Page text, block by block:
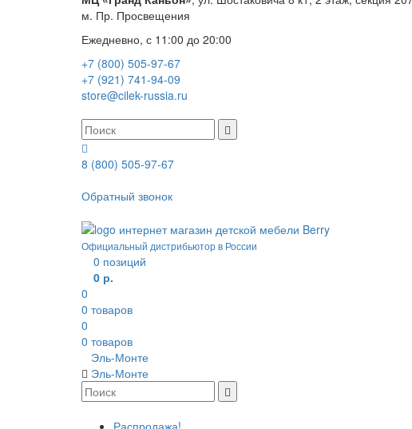
м. Пр. Просвещения
Ежедневно, с 11:00 до 20:00
+7 (800) 505-97-67
+7 (921) 741-94-09
store@cilek-russia.ru
8 (800) 505-97-67
Обратный звонок
Официальный дистрибьютор в России
0 позиций
0 р.
0
0 товаров
0
0 товаров
Эль-Монте
Эль-Монте